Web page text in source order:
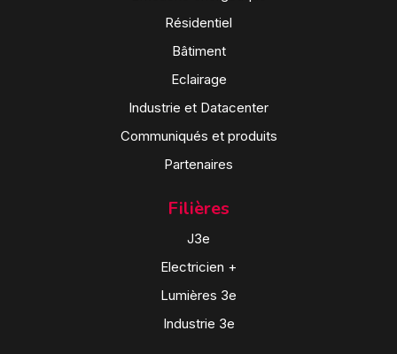
Résidentiel
Bâtiment
Eclairage
Industrie et Datacenter
Communiqués et produits
Partenaires
Filières
J3e
Electricien +
Lumières 3e
Industrie 3e